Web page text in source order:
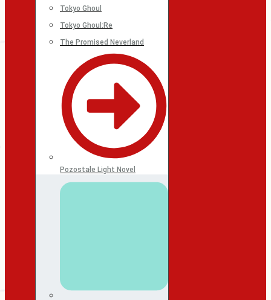
Tokyo Ghoul
Tokyo Ghoul:Re
The Promised Neverland
Pozostałe Light Novel